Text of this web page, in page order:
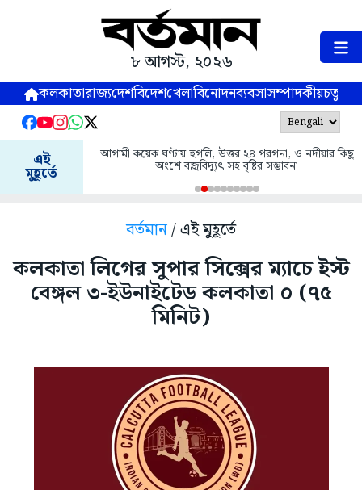
৮ আগস্ট, ২০২৬
কলকাতারাজ্যদেশবিদেশখেলাবিনোদনব্যবসাসম্পাদকীয়
এই
মুহূর্তে
আগামী কয়েক ঘণ্টায় হুগলি, উত্তর ২৪ পরগনা, ও নদীয়ার কিছু
অংশে বজ্রবিদ্যুৎ সহ বৃষ্টির সম্ভাবনা
বর্তমান/ এই মুহূর্তে
কলকাতা লিগের সুপার সিক্সের ম্যাচে ইস্ট
বেঙ্গল ৩-ইউনাইটেড কলকাতা ০ (৭৫
মিনিট)